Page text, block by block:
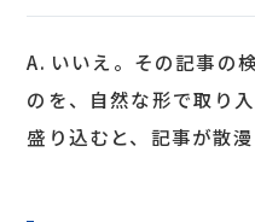
A. いいえ。その記事の
のを、自然な形で取り
盛り込むと、記事が散